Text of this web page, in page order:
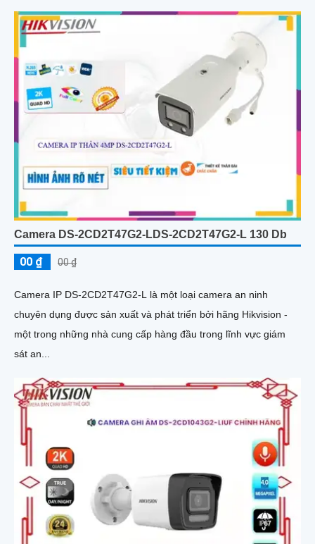
Camera DS-2CD2T47G2-LDS-2CD2T47G2-L 130 Db
00 ₫ 00 ₫
Camera IP DS-2CD2T47G2-L là một loại camera an ninh
chuyên dụng được sản xuất và phát triển bởi hãng Hikvision -
một trong những nhà cung cấp hàng đầu trong lĩnh vực giám
sát an...